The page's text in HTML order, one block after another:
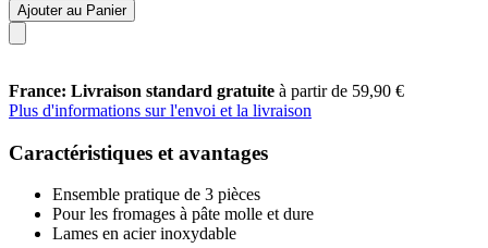
Ajouter au Panier
France: Livraison standard gratuite à partir de 59,90 €
Plus d'informations sur l'envoi et la livraison
Caractéristiques et avantages
Ensemble pratique de 3 pièces
Pour les fromages à pâte molle et dure
Lames en acier inoxydable